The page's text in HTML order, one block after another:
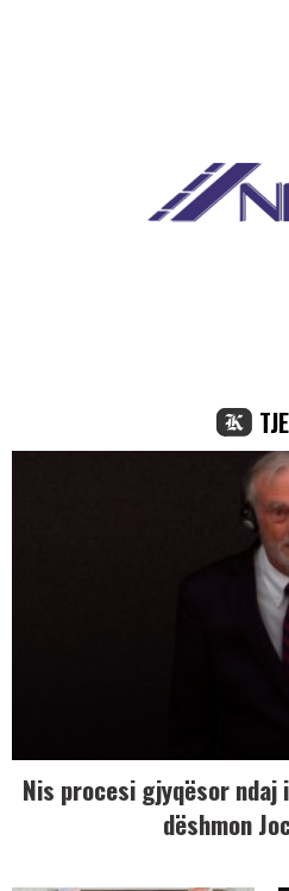
Nis procesi gjyqësor ndaj
dëshmon